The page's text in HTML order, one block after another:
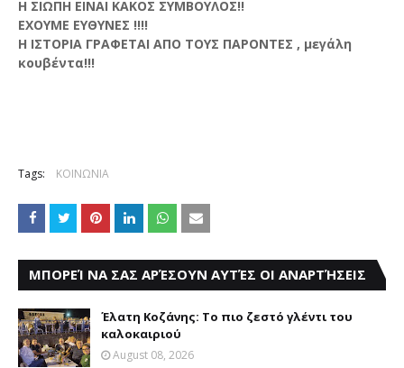
Η ΣΙΩΠΗ ΕΙΝΑΙ ΚΑΚΟΣ ΣΥΜΒΟΥΛΟΣ!!
ΕΧΟΥΜΕ ΕΥΘΥΝΕΣ !!!!
Η ΙΣΤΟΡΙΑ ΓΡΑΦΕΤΑΙ ΑΠΟ ΤΟΥΣ ΠΑΡΟΝΤΕΣ , μεγάλη
κουβέντα!!!
Tags: ΚΟΙΝΩΝΙΑ
ΜΠΟΡΕΊ ΝΑ ΣΑΣ ΑΡΈΣΟΥΝ ΑΥΤΈΣ ΟΙ ΑΝΑΡΤΉΣΕΙΣ
Έλατη Κοζάνης: Το πιο ζεστό γλέντι του
καλοκαιριού
August 08, 2026